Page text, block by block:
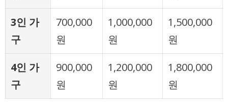
3인 가
구
700,000
원
1,000,000
원
1,500,000
원
4인 가
구
900,000
원
1,200,000
원
1,800,000
원